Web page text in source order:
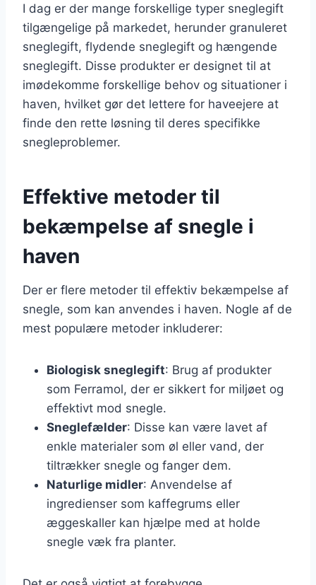
I dag er der mange forskellige typer sneglegift
tilgængelige på markedet, herunder granuleret
sneglegift, flydende sneglegift og hængende
sneglegift. Disse produkter er designet til at
imødekomme forskellige behov og situationer i
haven, hvilket gør det lettere for haveejere at
finde den rette løsning til deres specifikke
snegleproblemer.
Effektive metoder til
bekæmpelse af snegle i
haven
Der er flere metoder til effektiv bekæmpelse af
snegle, som kan anvendes i haven. Nogle af de
mest populære metoder inkluderer:
Biologisk sneglegift: Brug af produkter
som Ferramol, der er sikkert for miljøet og
effektivt mod snegle.
Sneglefælder: Disse kan være lavet af
enkle materialer som øl eller vand, der
tiltrækker snegle og fanger dem.
Naturlige midler: Anvendelse af
ingredienser som kaffegrums eller
æggeskaller kan hjælpe med at holde
snegle væk fra planter.